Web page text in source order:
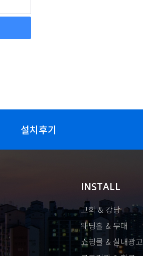
설치후기
INSTALL
교회 & 강당
웨딩홀 & 무대
쇼핑몰 & 실내광고